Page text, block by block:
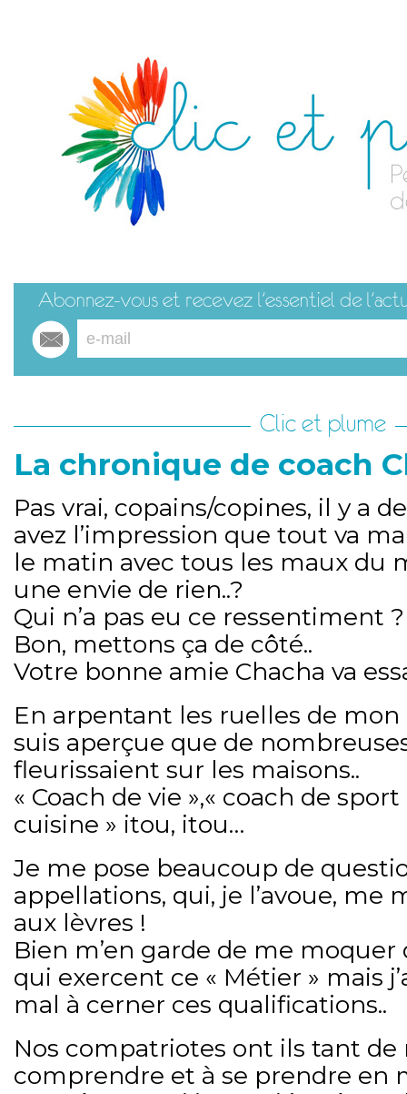
Clic et plume
La chronique de coach
Pas vrai, copains/copines, il y a
avez l’impression que tout va
le matin avec tous les maux du
une envie de rien..?
Qui n’a pas eu ce ressentiment ?
Bon, mettons ça de côté..
Votre bonne amie Chacha va
En arpentant les ruelles de
suis aperçue que de
fleurissaient sur les maisons..
« Coach de vie »,« coach de sport
cuisine » itou, itou…
Je me pose beaucoup de
appellations, qui, je l’avoue, me
aux lèvres !
Bien m’en garde de me moquer
qui exercent ce « Métier » mais
mal à cerner ces qualifications..
Nos compatriotes ont ils tant de
comprendre et à se prendre en